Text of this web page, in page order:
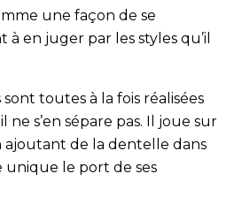
une façon de se
en juger par les styles qu’il
toutes à la fois réalisées
s’en sépare pas. Il joue sur
ajoutant de la dentelle dans
unique le port de ses